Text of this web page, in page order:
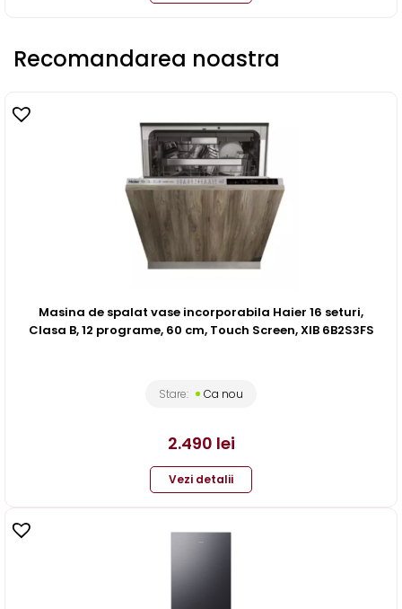
Recomandarea noastra
Masina de spalat vase incorporabila Haier 16 seturi,
Clasa B, 12 programe, 60 cm, Touch Screen, XIB 6B2S3FS
Stare: Ca nou
2.490 lei
Vezi detalii